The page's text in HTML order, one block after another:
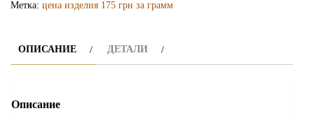
Метка: цена изделия 175 грн за грамм
ОПИСАНИЕ ДЕТАЛИ
Описание